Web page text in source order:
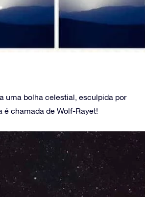
uma bolha celestial, esculpida por
é chamada de Wolf-Rayet!